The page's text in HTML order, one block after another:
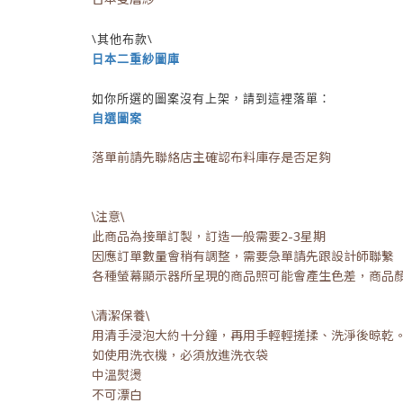
\其他布款\
日本二重紗圖庫
如你所選的圖案沒有上架，請到這裡落單：
自選圖案
落單前請先聯絡店主確認布料庫存是否足夠
\注意\
此商品為接單訂製，訂造一般需要2-3星期
因應訂單數量會稍有調整，需要急單請先跟設計師聯繫
各種螢幕顯示器所呈現的商品照可能會產生色差，商品
\清潔保養\
用清手浸泡大約十分鐘，再用手輕輕搓揉、洗淨後晾乾。
如使用洗衣機，必須放進洗衣袋
中溫熨燙
不可漂白